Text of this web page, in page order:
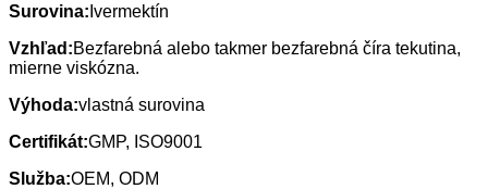
Surovina: Ivermektín
Vzhľad:Bezfarebná alebo takmer bezfarebná číra tekutina,
mierne viskózna.
Výhoda:vlastná surovina
Certifikát:GMP, ISO9001
Služba:OEM, ODM